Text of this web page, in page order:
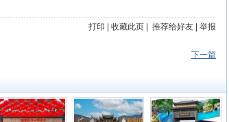
打印 | 收藏此页 | 推荐给好友 | 举报
下一篇